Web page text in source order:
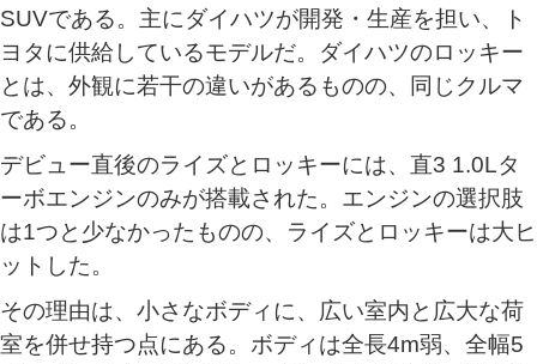
SUVである。主にダイハツが開発・生産を担い、ト
ヨタに供給しているモデルだ。ダイハツのロッキー
とは、外観に若干の違いがあるものの、同じクルマ
である。
デビュー直後のライズとロッキーには、直3 1.0Lタ
ーボエンジンのみが搭載された。エンジンの選択肢
は1つと少なかったものの、ライズとロッキーは大ヒ
ットした。
その理由は、小さなボディに、広い室内と広大な荷
室を併せ持つ点にある。ボディは全長4m弱、全幅5